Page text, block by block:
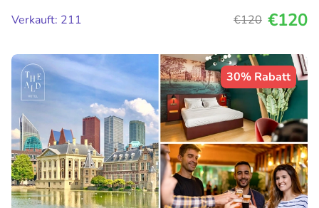
Verkauft: 211
€120 €120
30% Rabatt